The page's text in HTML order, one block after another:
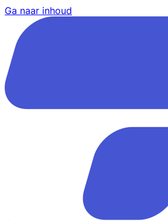
Ga naar inhoud